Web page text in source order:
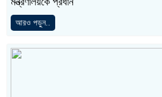
আরও পড়ুন..